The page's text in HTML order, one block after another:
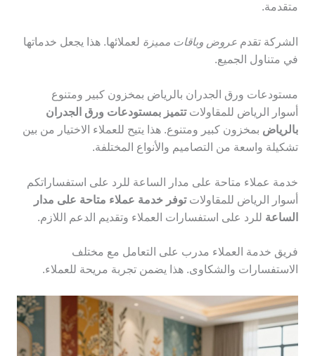
متقدمة.
الشركة تقدم عروض وباقات مميزة لعملائها. هذا يجعل خدماتها
في متناول الجميع.
مستودعات ورق الجدران بالرياض بمخزون كبير ومتنوع
أسوار الرياض للمقاولاتتتميز بمستودعات ورق الجدران
بالرياض بمخزون كبير ومتنوع. هذا يتيح للعملاء الاختيار من بين
تشكيلة واسعة من التصاميم والأنواع المختلفة.
خدمة عملاء متاحة على مدار الساعة للرد على استفساراتكم
أسوار الرياض للمقاولاتتوفر خدمة عملاء متاحة على مدار
الساعة للرد على استفسارات العملاء وتقديم الدعم اللازم.
فريق خدمة العملاء مدرب على التعامل مع مختلف
الاستفسارات والشكاوى. هذا يضمن تجربة مريحة للعملاء.